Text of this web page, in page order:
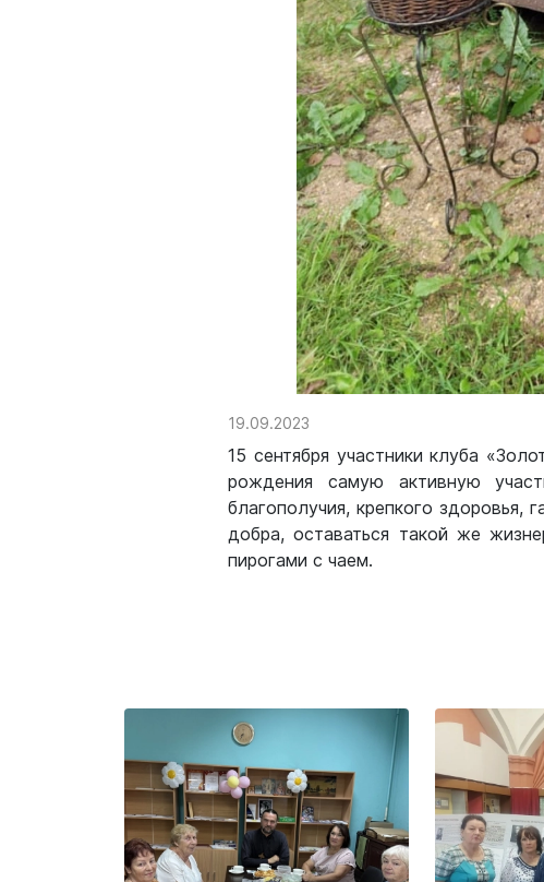
19.09.2023
15 сентября участники клуба
рождения самую активную
благополучия, крепкого
добра, оставаться такой же
пирогами с чаем.